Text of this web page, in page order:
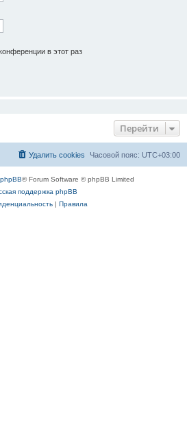
в этот раз
Перейти
Часовой пояс: UTC+03:00
Удалить cookies
phpBB® Forum Software © phpBB Limited
поддержка phpBB
| Правила